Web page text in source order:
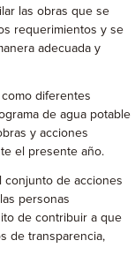
las obras que se
requerimientos y se
adecuada y
como diferentes
de agua potable
y acciones
el presente año.
conjunto de acciones
personas
de contribuir a que
de transparencia,